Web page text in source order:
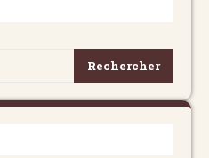
Rechercher